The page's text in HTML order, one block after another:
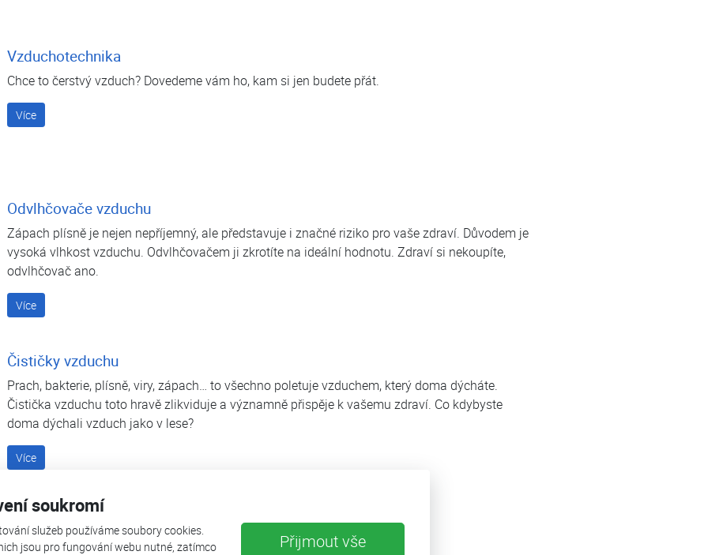
soukromí
služeb používáme soubory cookies.
jsou pro fungování webu nutné, zatímco
Přijmout vše
Vzduchotechnika
Chce to čerstvý vzduch? Dovedeme vám ho, kam si jen budete přát.
Více
Odvlhčovače vzduchu
Zápach plísně je nejen nepříjemný, ale představuje i značné riziko pro vaše zdraví. Důvodem je
vysoká vlhkost vzduchu. Odvlhčovačem ji zkrotíte na ideální hodnotu. Zdraví si nekoupíte,
odvlhčovač ano.
Více
Čističky vzduchu
Prach, bakterie, plísně, viry, zápach… to všechno poletuje vzduchem, který doma dýcháte.
Čistička vzduchu toto hravě zlikviduje a významně přispěje k vašemu zdraví. Co kdybyste
doma dýchali vzduch jako v lese?
Více
Fotovoltaika
Více